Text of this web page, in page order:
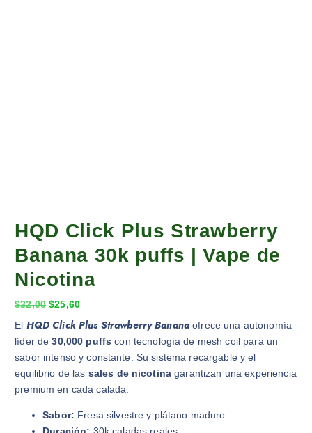
HQD Click Plus Strawberry
Banana 30k puffs | Vape de
Nicotina
$32,00 E
l
p
e
o
$25,60E
l
p
o
El HQD Click Plus Strawberry Bananaofrece una autonomía
líder de30,000 puffs con tecnología de mesh coil para un
sabor intenso y constante. Su sistema recargable y el
equilibrio de las sales de nicotina garantizan una experiencia
premium en cada calada.
Sabor: Fresa silvestre y plátano maduro.
Duración: 30k caladas reales.